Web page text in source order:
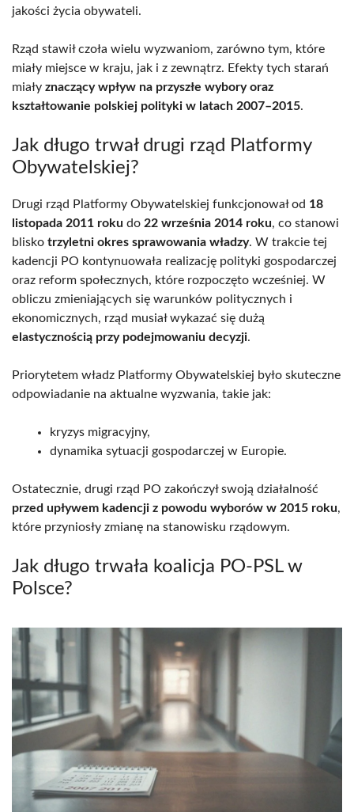
jakości życia obywateli.
Rząd stawił czoła wielu wyzwaniom, zarówno tym, które
miały miejsce w kraju, jak i z zewnątrz. Efekty tych starań
miały znaczący wpływ na przyszłe wybory oraz
kształtowanie polskiej polityki w latach 2007–2015.
Jak długo trwał drugi rząd Platformy
Obywatelskiej?
Drugi rząd Platformy Obywatelskiej funkcjonował od 18
listopada 2011 roku do 22 września 2014 roku, co stanowi
blisko trzyletni okres sprawowania władzy. W trakcie tej
kadencji PO kontynuowała realizację polityki gospodarczej
oraz reform społecznych, które rozpoczęto wcześniej. W
obliczu zmieniających się warunków politycznych i
ekonomicznych, rząd musiał wykazać się dużą
elastycznością przy podejmowaniu decyzji.
Priorytetem władz Platformy Obywatelskiej było skuteczne
odpowiadanie na aktualne wyzwania, takie jak:
kryzys migracyjny,
dynamika sytuacji gospodarczej w Europie.
Ostatecznie, drugi rząd PO zakończył swoją działalność
przed upływem kadencji z powodu wyborów w 2015 roku,
które przyniosły zmianę na stanowisku rządowym.
Jak długo trwała koalicja PO-PSL w
Polsce?